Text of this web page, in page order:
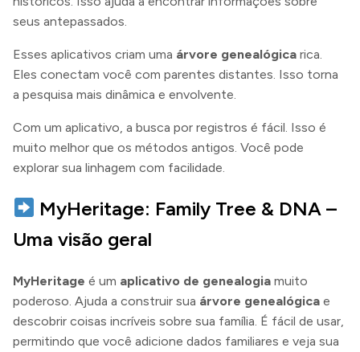
seus antepassados.
Esses aplicativos criam uma árvore genealógica rica.
Eles conectam você com parentes distantes. Isso torna
a pesquisa mais dinâmica e envolvente.
Com um aplicativo, a busca por registros é fácil. Isso é
muito melhor que os métodos antigos. Você pode
explorar sua linhagem com facilidade.
MyHeritage: Family Tree & DNA –
Uma visão geral
MyHeritage é um aplicativo de genealogia muito
poderoso. Ajuda a construir sua árvore genealógica e
descobrir coisas incríveis sobre sua família. É fácil de usar,
permitindo que você adicione dados familiares e veja sua